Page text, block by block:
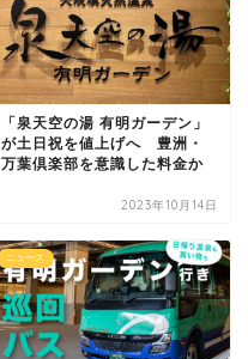
「泉天空の湯 有明ガーデン」
が土日祝を値上げへ 豊洲・
万葉倶楽部を意識した料金か
2023年10月14日
ニュース